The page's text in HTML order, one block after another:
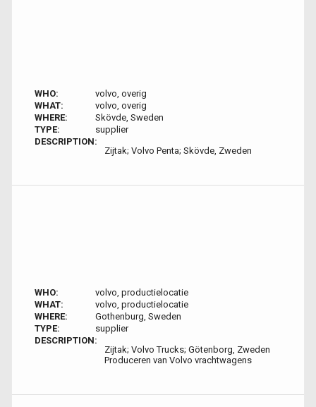
WHO:
volvo, overig
WHAT:
volvo, overig
WHERE:
Skövde, Sweden
TYPE:
supplier
DESCRIPTION:
Zijtak; Volvo Penta; Skövde, Zweden
WHO:
volvo, productielocatie
WHAT:
volvo, productielocatie
WHERE:
Gothenburg, Sweden
TYPE:
supplier
DESCRIPTION:
Zijtak; Volvo Trucks; Götenborg, Zweden
Produceren van Volvo vrachtwagens